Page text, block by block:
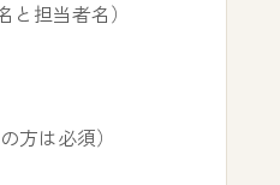
と担当者名）
方は必須）